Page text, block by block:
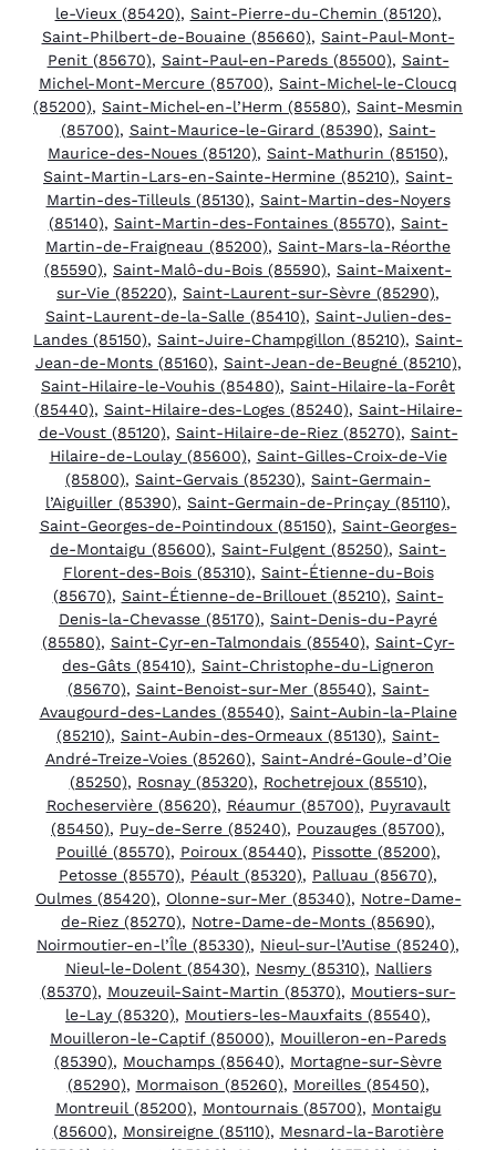
le-Vieux (85420), Saint-Pierre-du-Chemin (85120),
Saint-Philbert-de-Bouaine (85660), Saint-Paul-Mont-
Penit (85670), Saint-Paul-en-Pareds (85500), Saint-
Michel-Mont-Mercure (85700), Saint-Michel-le-Cloucq
(85200), Saint-Michel-en-l’Herm (85580), Saint-Mesmin
(85700), Saint-Maurice-le-Girard (85390), Saint-
Maurice-des-Noues (85120), Saint-Mathurin (85150),
Saint-Martin-Lars-en-Sainte-Hermine (85210), Saint-
Martin-des-Tilleuls (85130), Saint-Martin-des-Noyers
(85140), Saint-Martin-des-Fontaines (85570), Saint-
Martin-de-Fraigneau (85200), Saint-Mars-la-Réorthe
(85590), Saint-Malô-du-Bois (85590), Saint-Maixent-
sur-Vie (85220), Saint-Laurent-sur-Sèvre (85290),
Saint-Laurent-de-la-Salle (85410), Saint-Julien-des-
Landes (85150), Saint-Juire-Champgillon (85210), Saint-
Jean-de-Monts (85160), Saint-Jean-de-Beugné (85210),
Saint-Hilaire-le-Vouhis (85480), Saint-Hilaire-la-Forêt
(85440), Saint-Hilaire-des-Loges (85240), Saint-Hilaire-
de-Voust (85120), Saint-Hilaire-de-Riez (85270), Saint-
Hilaire-de-Loulay (85600), Saint-Gilles-Croix-de-Vie
(85800), Saint-Gervais (85230), Saint-Germain-
l’Aiguiller (85390), Saint-Germain-de-Prinçay (85110),
Saint-Georges-de-Pointindoux (85150), Saint-Georges-
de-Montaigu (85600), Saint-Fulgent (85250), Saint-
Florent-des-Bois (85310), Saint-Étienne-du-Bois
(85670), Saint-Étienne-de-Brillouet (85210), Saint-
Denis-la-Chevasse (85170), Saint-Denis-du-Payré
(85580), Saint-Cyr-en-Talmondais (85540), Saint-Cyr-
des-Gâts (85410), Saint-Christophe-du-Ligneron
(85670), Saint-Benoist-sur-Mer (85540), Saint-
Avaugourd-des-Landes (85540), Saint-Aubin-la-Plaine
(85210), Saint-Aubin-des-Ormeaux (85130), Saint-
André-Treize-Voies (85260), Saint-André-Goule-d’Oie
(85250), Rosnay (85320), Rochetrejoux (85510),
Rocheservière (85620), Réaumur (85700), Puyravault
(85450), Puy-de-Serre (85240), Pouzauges (85700),
Pouillé (85570), Poiroux (85440), Pissotte (85200),
Petosse (85570), Péault (85320), Palluau (85670),
Oulmes (85420), Olonne-sur-Mer (85340), Notre-Dame-
de-Riez (85270), Notre-Dame-de-Monts (85690),
Noirmoutier-en-l’Île (85330), Nieul-sur-l’Autise (85240),
Nieul-le-Dolent (85430), Nesmy (85310), Nalliers
(85370), Mouzeuil-Saint-Martin (85370), Moutiers-sur-
le-Lay (85320), Moutiers-les-Mauxfaits (85540),
Mouilleron-le-Captif (85000), Mouilleron-en-Pareds
(85390), Mouchamps (85640), Mortagne-sur-Sèvre
(85290), Mormaison (85260), Moreilles (85450),
Montreuil (85200), Montournais (85700), Montaigu
(85600), Monsireigne (85110), Mesnard-la-Barotière